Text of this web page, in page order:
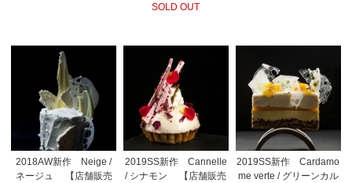
SOLD OUT
2018AW新作 Neige /
ネージュ 【店舗販売
2019SS新作 Cannelle
/ シナモン 【店舗販売
2019SS新作 Cardamo
me verte / グリーンカル